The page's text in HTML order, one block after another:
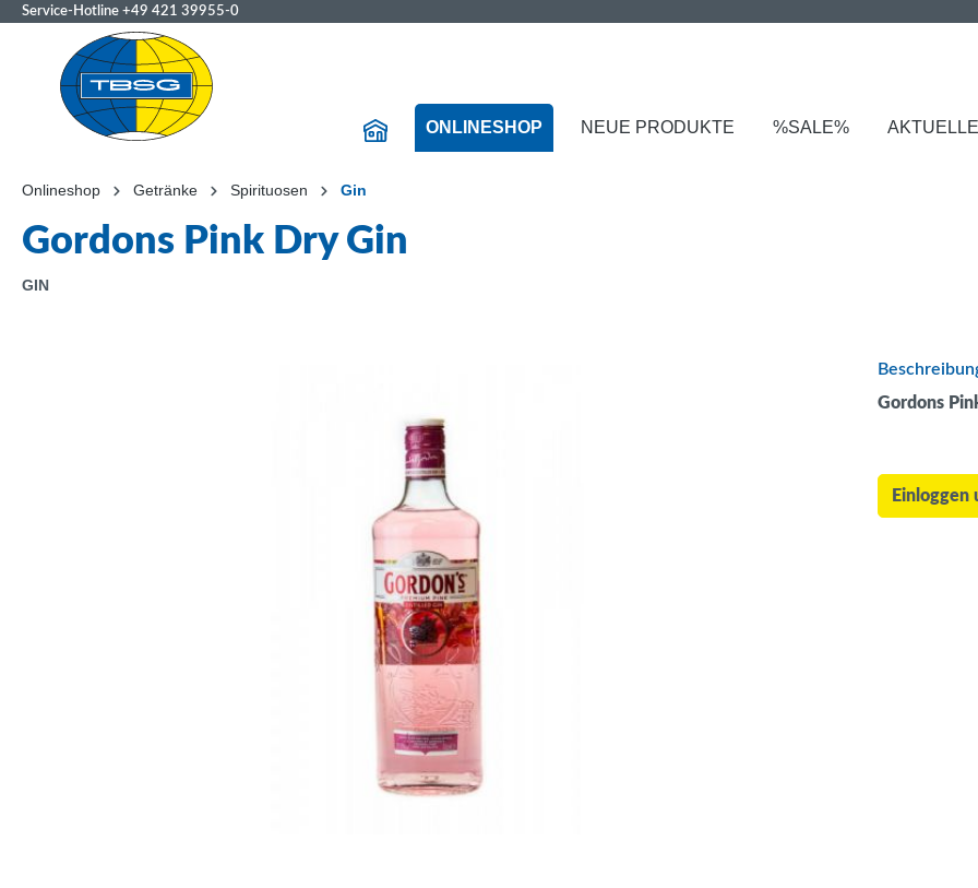
Service-Hotline +49 421 39955-0
ONLINESHOP NEUE PRODUKTE %SALE%
Onlineshop Getränke Spirituosen Gin
Gordons Pink Dry Gin
GIN
Gordons
Einloggen